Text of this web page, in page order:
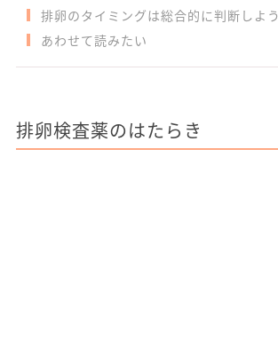
排卵のタイミングは総合的に判断しよう
あわせて読みたい
排卵検査薬のはたらき